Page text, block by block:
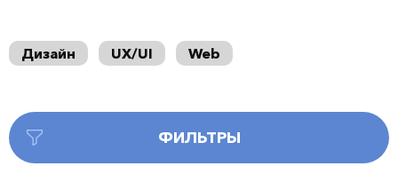
Дизайн UX/UI Web
ФИЛЬТРЫ